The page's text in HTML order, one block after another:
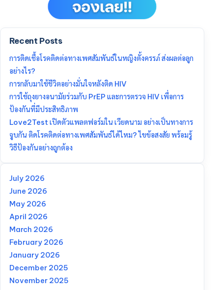
Recent Posts
การติดเชื้อโรคติดต่อทางเพศสัมพันธ์ในหญิงตั้งครรภ์ ส่งผลต่อลูก
อย่างไร?
การกลับมาใช้ชีวิตอย่างมั่นใจหลังติด HIV
การใช้ถุงยางอนามัยร่วมกับ PrEP และการตรวจ HIV เพื่อการ
ป้องกันที่มีประสิทธิภาพ
Love2Test เปิดตัวแพลตฟอร์มใน เวียดนาม อย่างเป็นทางการ
จูบกัน ติดโรคติดต่อทางเพศสัมพันธ์ได้ไหม? ไขข้อสงสัย พร้อมรู้
วิธีป้องกันอย่างถูกต้อง
July 2026
June 2026
May 2026
April 2026
March 2026
February 2026
January 2026
December 2025
November 2025